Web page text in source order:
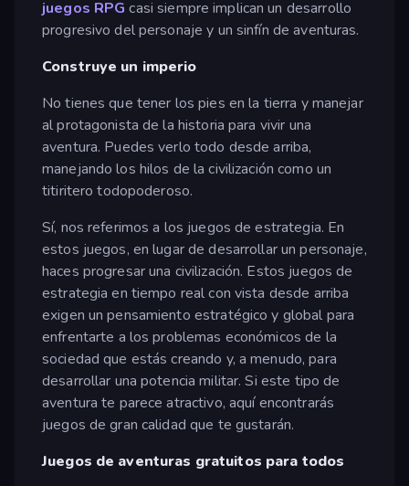
juegos RPG casi siempre implican un desarrollo
progresivo del personaje y un sinfín de aventuras.
Construye un imperio
No tienes que tener los pies en la tierra y manejar
al protagonista de la historia para vivir una
aventura. Puedes verlo todo desde arriba,
manejando los hilos de la civilización como un
titiritero todopoderoso.
Sí, nos referimos a los juegos de estrategia. En
estos juegos, en lugar de desarrollar un personaje,
haces progresar una civilización. Estos juegos de
estrategia en tiempo real con vista desde arriba
exigen un pensamiento estratégico y global para
enfrentarte a los problemas económicos de la
sociedad que estás creando y, a menudo, para
desarrollar una potencia militar. Si este tipo de
aventura te parece atractivo, aquí encontrarás
juegos de gran calidad que te gustarán.
Juegos de aventuras gratuitos para todos